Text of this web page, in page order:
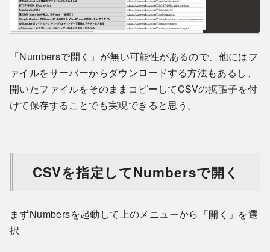
「Numbersで開く」が無い可能性があるので、他にはフ
ァイルをサーバーからダウンロードする方法もあるし、
開いたファイルをそのままコピーしてCSVの拡張子を付
けて保存することでも実現できると思う。
CSVを指定してNumbersで開く
まずNumbersを起動して上のメニューから「開く」を選
択